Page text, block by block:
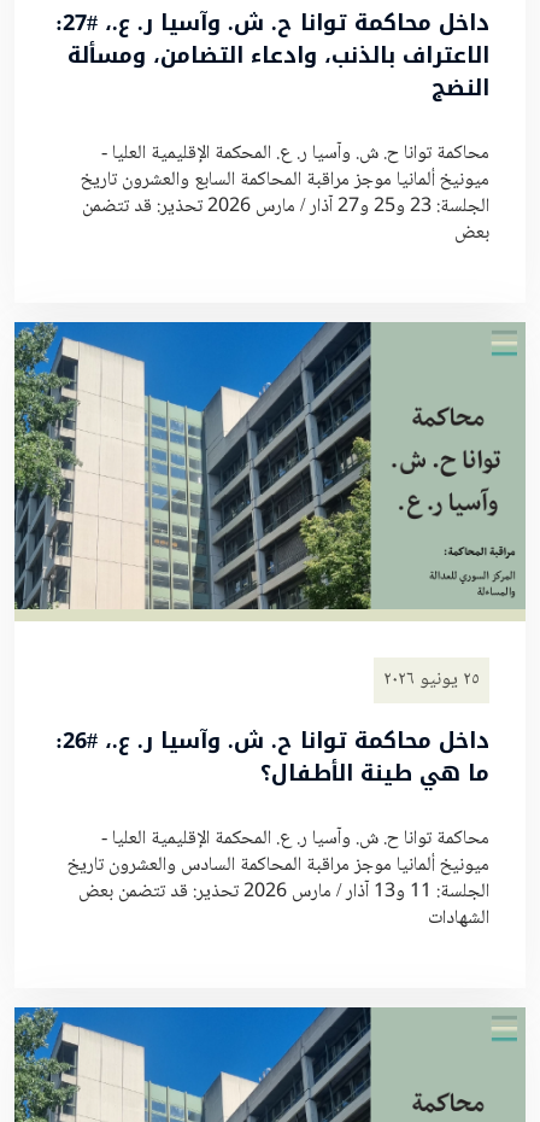
داخل محاكمة توانا ح. ش. وآسيا ر. ع.، #27:
الاعتراف بالذنب، وادعاء التضامن، ومسألة
النضج
محاكمة توانا ح. ش. وآسيا ر. ع. المحكمة الإقليمية العليا -
ميونيخ ألمانيا موجز مراقبة المحاكمة السابع والعشرون تاريخ
الجلسة: 23 و25 و27 آذار / مارس 2026 تحذير: قد تتضمن
بعض
٢٥ يونيو ٢٠٢٦
داخل محاكمة توانا ح. ش. وآسيا ر. ع.، #26:
ما هي طينة الأطفال؟
محاكمة توانا ح. ش. وآسيا ر. ع. المحكمة الإقليمية العليا -
ميونيخ ألمانيا موجز مراقبة المحاكمة السادس والعشرون تاريخ
الجلسة: 11 و13 آذار / مارس 2026 تحذير: قد تتضمن بعض
الشهادات